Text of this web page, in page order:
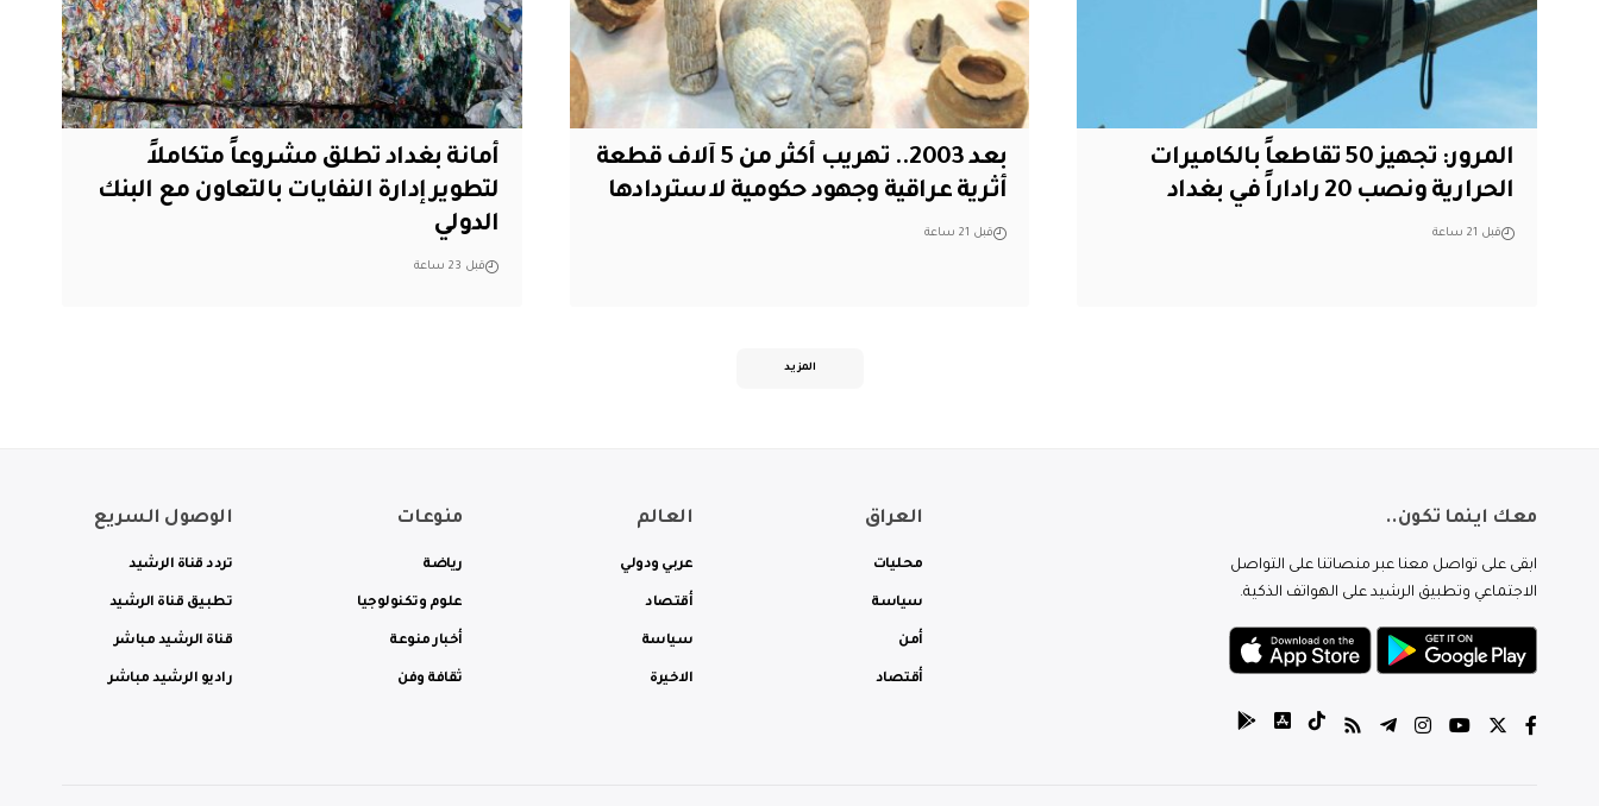
المرور: تجهيز 50 تقاطعاً بالكاميرات
الحرارية ونصب 20 راداراً في بغداد
قبل 21 ساعة
بعد 2003.. تهريب أكثر من 5 آلاف قطعة
أثرية عراقية وجهود حكومية لاستردادها
قبل 21 ساعة
أمانة بغداد تطلق مشروعاً متكاملاً
لتطوير إدارة النفايات بالتعاون مع البنك
الدولي
قبل 23 ساعة
المزيد
معك اينما تكون..
ابقى على تواصل معنا عبر منصاتنا على التواصل
الاجتماعي وتطبيق الرشيد على الهواتف الذكية.
العراق
محليات
سياسة
أمن
أقتصاد
العالم
عربي ودولي
أقتصاد
سياسة
الاخيرة
منوعات
رياضة
علوم وتكنولوجيا
أخبار منوعة
ثقافة وفن
الوصول السريع
تردد قناة الرشيد
تطبيق قناة الرشيد
قناة الرشيد مباشر
راديو الرشيد مباشر